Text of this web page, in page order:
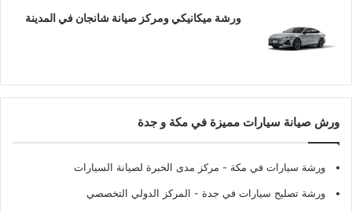
ورشة ميكانيكي ومركز صيانة شانجان في المدينة
ورش صيانة سيارات مميزة في مكة و جدة
ورشة سيارات في مكة - مركز مدى الخبرة لصيانة السيارات
ورشة تصليح سيارات في جدة - المركز الدولي التخصصي